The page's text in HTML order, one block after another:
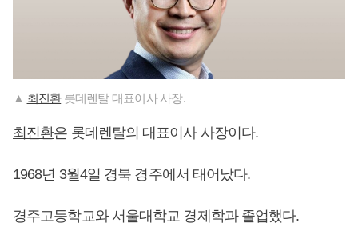
▲ 최진환롯데렌탈 대표이사 사장.
최진환은 롯데렌탈의 대표이사 사장이다.
1968년 3월4일 경북 경주에서 태어났다.
경주고등학교와 서울대학교 경제학과 졸업했다.